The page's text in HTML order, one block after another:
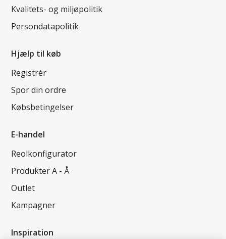
Kvalitets- og miljøpolitik
Persondatapolitik
Hjælp til køb
Registrér
Spor din ordre
Købsbetingelser
E-handel
Reolkonfigurator
Produkter A - Å
Outlet
Kampagner
Inspiration